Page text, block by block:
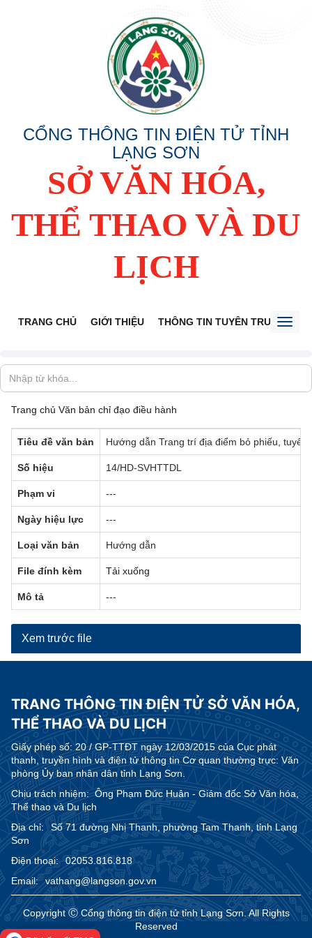
CỔNG THÔNG TIN ĐIỆN TỬ TỈNH
LẠNG SƠN
SỞ VĂN HÓA,
THỂ THAO VÀ DU
LỊCH
TRANG CHỦ GIỚI THIỆU THÔNG TIN TUYÊN TRUYỀN
Trang chủ Văn bản chỉ đạo điều hành
Tiêu đề văn bản Hướng dẫn Trang trí địa điểm bỏ phiếu,
Số hiệu 14/HD-SVHTTDL
Phạm vi ---
Ngày hiệu lực ---
Loại văn bản Hướng dẫn
File đính kèm Tải xuống
Mô tả ---
Xem trước file
TRANG THÔNG TIN ĐIỆN TỬ SỞ VĂN HÓA,
THỂ THAO VÀ DU LỊCH
Giấy phép số:20 / GP-TTĐT ngày 12/03/2015 của Cục phát
thanh, truyền hình và điện tử thông tin Cơ quan thường trực: Văn
phòng Ủy ban nhân dân tỉnh Lạng Sơn.
Chịu trách nhiệm:Ông Phạm Đức Huân - Giám đốc Sở Văn hóa,
Thể thao và Du lịch
Địa chỉ:
Số 71 đường Nhị Thanh, phường Tam Thanh, tỉnh Lạng
Sơn
Điện thoại:
02053.816.818
Email:
vathang@langson.gov.vn
Copyright Ⓒ Cổng thông tin điện tử tỉnh Lạng Sơn. All Rights
Reserved